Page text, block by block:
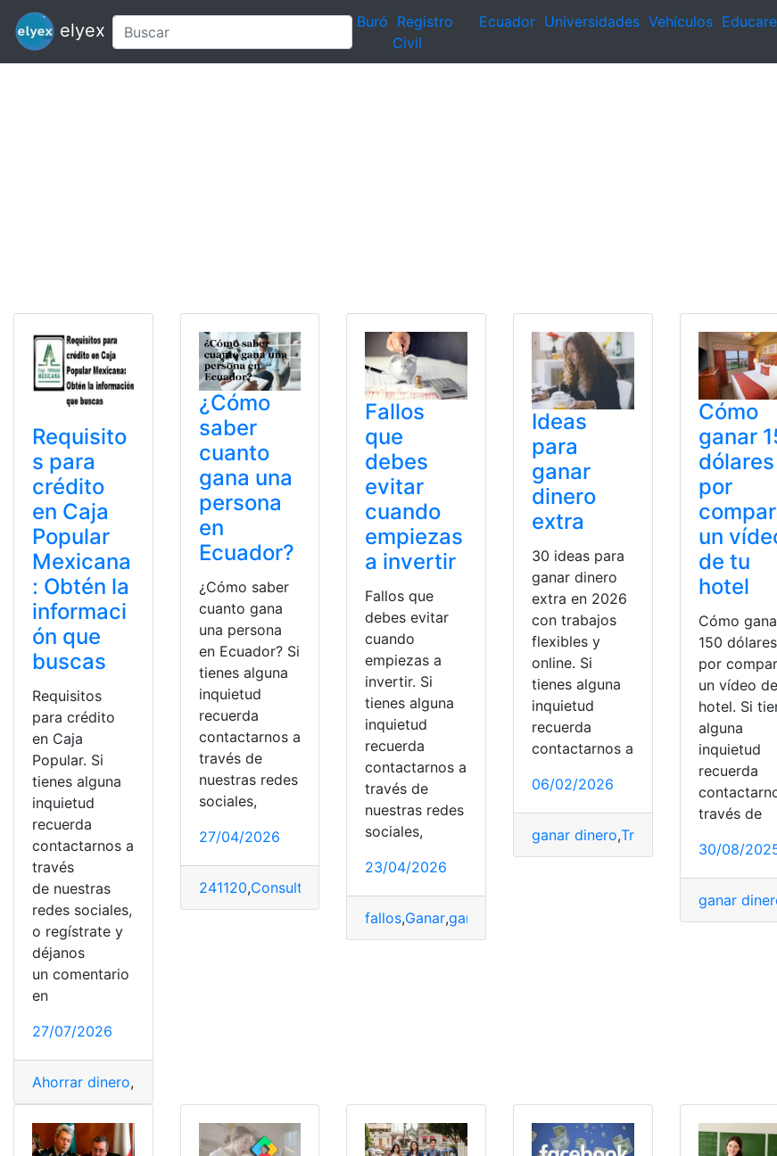
elyex Buró Registro
Civil
Ecuador Universidades Vehículos
Requisito
s para
crédito
en Caja
Popular
Mexicana
: Obtén la
informaci
ón que
buscas
Requisitos
para crédito
en Caja
Popular. Si
tienes alguna
inquietud
recuerda
contactarnos a
través
de nuestras
redes sociales,
o regístrate y
déjanos
un comentario
en
27/07/2026
Ahorrar dinero,
¿Cómo
saber
cuanto
gana una
persona
en
Ecuador?
¿Cómo saber
cuanto gana
una persona
en Ecuador? Si
tienes alguna
inquietud
recuerda
contactarnos a
través de
nuestras redes
sociales,
27/04/2026
241120,Consultas
Fallos
que
debes
evitar
cuando
empiezas
a invertir
Fallos que
debes evitar
cuando
empiezas a
invertir. Si
tienes alguna
inquietud
recuerda
contactarnos a
través de
nuestras redes
sociales,
23/04/2026
fallos,Ganar,ganar dinero
Ideas
para
ganar
dinero
extra
30 ideas para
ganar dinero
extra en 2026
con trabajos
flexibles y
online. Si
tienes alguna
inquietud
recuerda
contactarnos a
06/02/2026
ganar dinero,Trabajo
Cómo
ganar
dólares
por
un
de tu
hotel
Cómo
150 dólares
por
un vídeo
hotel. Si
alguna
inquietud
recuerda
través de
30/08/
ganar